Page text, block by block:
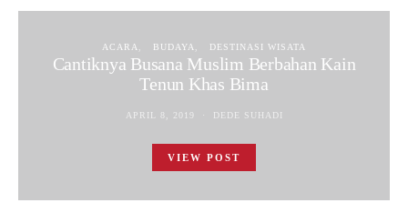
ACARA BUDAYA DESTINASI WISATA
Cantiknya Busana Muslim Berbahan Kain
Tenun Khas Bima
APRIL 8, 2019 DEDE SUHADI
VIEW POST